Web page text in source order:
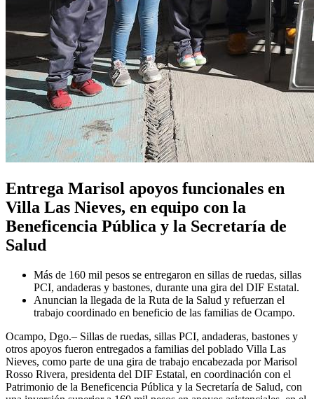
Entrega Marisol apoyos funcionales en
Villa Las Nieves, en equipo con la
Beneficencia Pública y la Secretaría de
Salud
Más de 160 mil pesos se entregaron en sillas de ruedas, sillas
PCI, andaderas y bastones, durante una gira del DIF Estatal.
Anuncian la llegada de la Ruta de la Salud y refuerzan el
trabajo coordinado en beneficio de las familias de Ocampo.
Ocampo, Dgo.– Sillas de ruedas, sillas PCI, andaderas, bastones y
otros apoyos fueron entregados a familias del poblado Villa Las
Nieves, como parte de una gira de trabajo encabezada por Marisol
Rosso Rivera, presidenta del DIF Estatal, en coordinación con el
Patrimonio de la Beneficencia Pública y la Secretaría de Salud, con